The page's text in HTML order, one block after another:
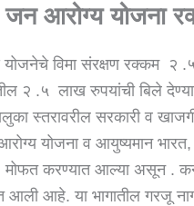
जन आरोग्य योजना
योजनेचे विमा संरक्षण
२ .५ लाख रुपयांची बिले
स्तरावरील सरकारी व
योजना व आयुष्यमान
करण्यात आल्या असून .
आली आहे. या भागातील गरजू